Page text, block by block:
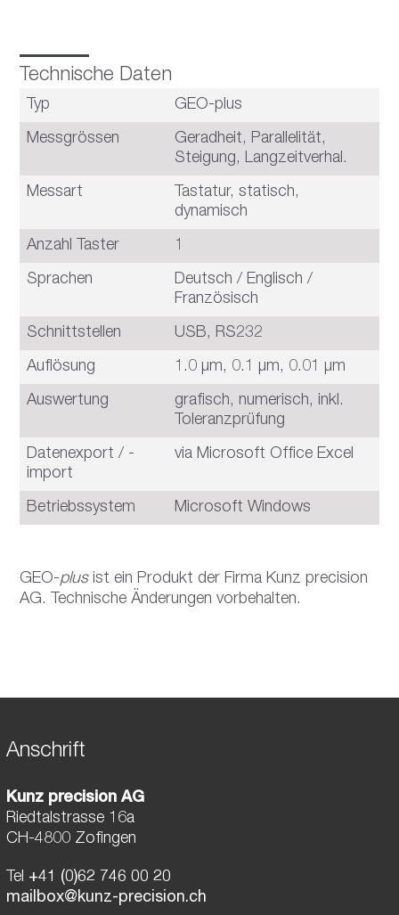
Technische Daten
Typ
Messgrössen
Messart
Anzahl Taster
Sprachen
Schnittstellen
Auflösung
Auswertung
Datenexport / -
import
Betriebssystem
GEO-plus
Geradheit, Parallelität,
Steigung, Langzeitverhal.
Tastatur, statisch,
dynamisch
1
Deutsch / Englisch /
Französisch
USB, RS232
1.0 µm, 0.1 µm, 0.01 µm
grafisch, numerisch, inkl.
Toleranzprüfung
via Microsoft Office Excel
Microsoft Windows
GEO-plusist ein Produkt der Firma Kunz precision
AG. Technische Änderungen vorbehalten.
Anschrift
Kunz precision AG
Riedtalstrasse 16a
CH-4800 Zofingen
Tel +41 (0)62 746 00 20
mailbox@kunz-precision.ch